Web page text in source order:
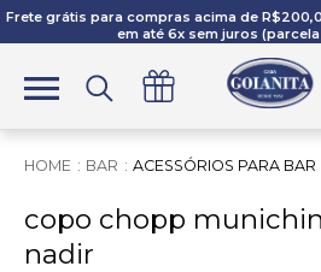
Frete grátis para compras acima de
em até 6x sem juros
BAR ACESSÓRIOS PARA BAR
copo chopp
nadir